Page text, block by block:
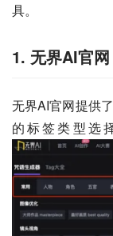
具。
1. 无界AI官网
无界AI官网提供
的标签类型选